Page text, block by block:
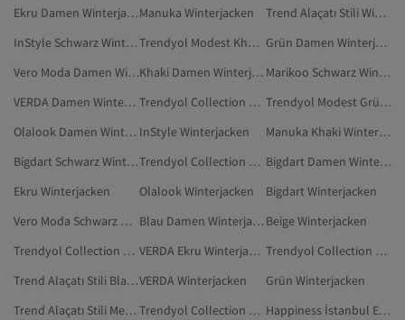
Ekru Damen WinterjackenManuka Winterjacken
Trend Alaçatı Stili Winterjacken
InStyle Schwarz Winterjacken
Trendyol Modest Khaki Jacken
Grün Damen Winterjacken
Vero Moda Damen Winterjacken
Khaki Damen Winterjacken
Marikoo Schwarz Winterjacken
VERDA Damen Winterjacken
Trendyol Collection Beige Winterjacken
Trendyol Modest Grün Bescheidene Jacken
Olalook Damen Winterjacken InStyle Winterjacken
Manuka Khaki Winterjacken
Bigdart Schwarz Winterjacken
Trendyol Collection Blau Winterjacken
Bigdart Damen Winterjacken
Ekru Winterjacken
Olalook Winterjacken
Bigdart Winterjacken
Vero Moda Schwarz Winterjacken
Blau Damen Winterjacken Beige Winterjacken
Trendyol Collection Dunkelblau Winterjacken
VERDA Ekru Winterjacken
Trendyol Collection Ekru Winterjacken
Trend Alaçatı Stili Blau WinterjackenVERDA Winterjacken
Grün Winterjacken
Trend Alaçatı Stili Mehrfarbig Winterjacken
Trendyol Collection Mehrfarbig Winterjacken
Happiness İstanbul Ekru Winterjacken